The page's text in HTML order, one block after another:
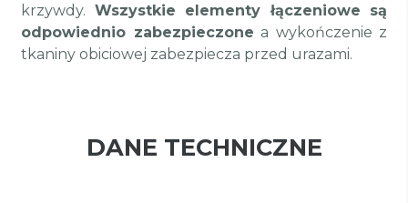
krzywdy. Wszystkie elementy łączeniowe są
odpowiednio zabezpieczone a wykończenie z
tkaniny obiciowej zabezpiecza przed urazami.
DANE TECHNICZNE